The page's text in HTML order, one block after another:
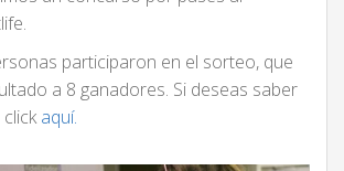
participaron en el sorteo, que
a 8 ganadores. Si deseas saber
aquí.